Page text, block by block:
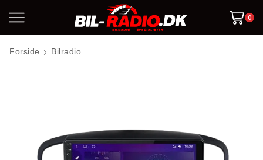
0
Forside Bilradio